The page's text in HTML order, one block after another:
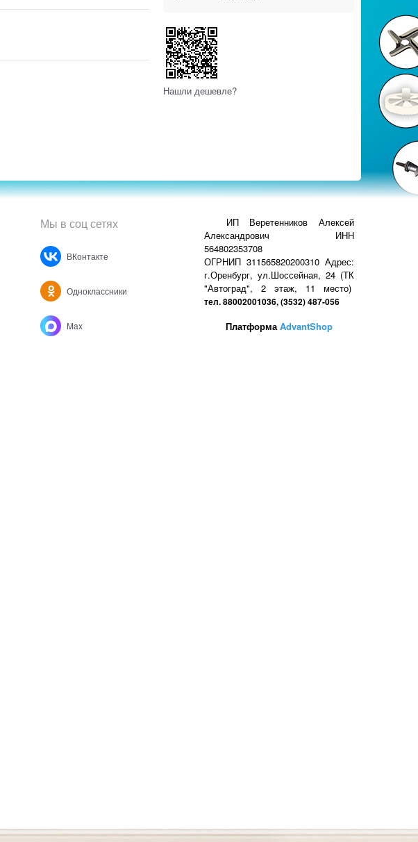
Нашли дешевле?
Мы в соц сетях
ВКонтакте
Одноклассники
Max
ИП Веретенников Алексей
Александрович ИНН
564802353708
ОГРНИП 311565820200310 Адрес:
г.Оренбург, ул.Шоссейная, 24 (ТК
"Автоград", 2 этаж, 11 место)
тел. 88002001036, (3532) 487-056
ПлатформаAdvantShop